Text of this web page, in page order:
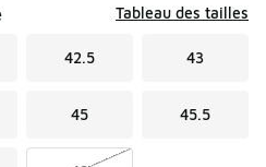
Tableau des tailles
42.5 43
45 45.5